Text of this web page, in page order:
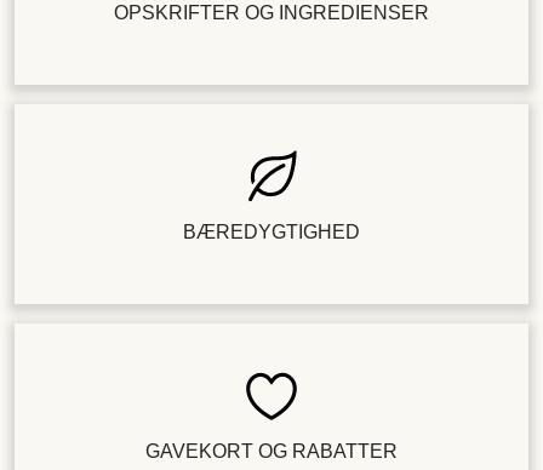
OPSKRIFTER OG INGREDIENSER
BÆREDYGTIGHED
GAVEKORT OG RABATTER